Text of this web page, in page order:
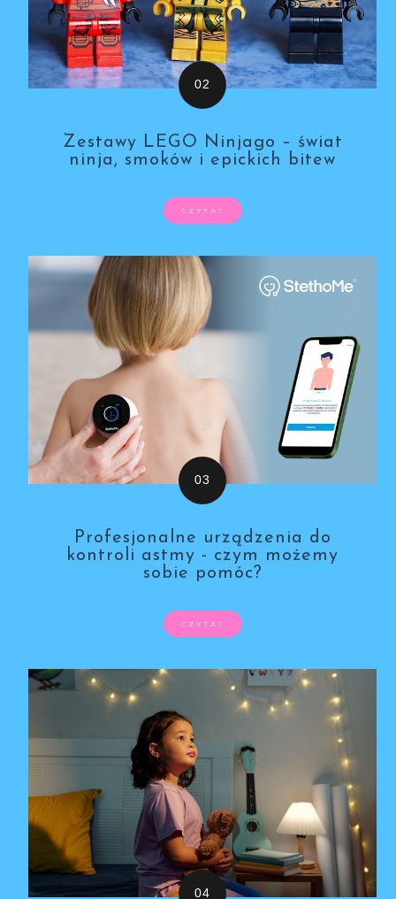
Zestawy LEGO Ninjago – świat
ninja, smoków i epickich bitew
CZYTAJ
Profesjonalne urządzenia do
kontroli astmy - czym możemy
sobie pomóc?
CZYTAJ